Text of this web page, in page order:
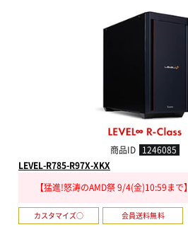
商品ID 1246085
LEVEL-R785-R97X-XKX
【猛進!怒涛のAMD祭 9/4(金)10:59ま
カスタマイズ○ 会員送料無料